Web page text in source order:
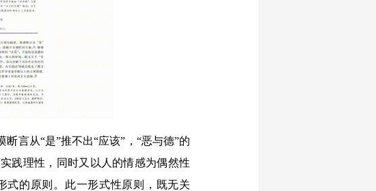
言从“是”推不出“应该”，“恶与德”的
践理性，同时又以人的情感为偶然性
式的原则。此一形式性原则，既无关